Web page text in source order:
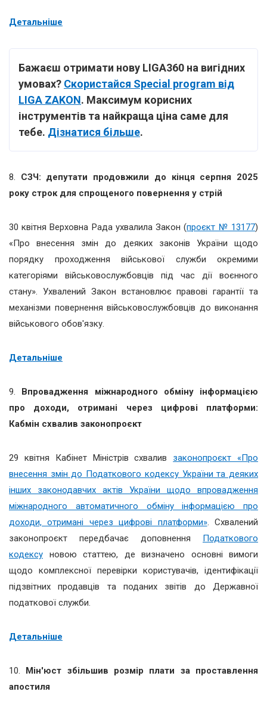
Детальніше
Бажаєш отримати нову LIGA360 на вигідних
умовах? Скористайся Special program від
LIGA ZAKON. Максимум корисних
інструментів та найкраща ціна саме для
тебе. Дізнатися більше.
8.
СЗЧ: депутати продовжили до кінця серпня 2025
року строк для спрощеного повернення у стрій
30 квітня Верховна Рада ухвалила Закон (проєкт № 13177)
«Про внесення змін до деяких законів України щодо
порядку проходження військової служби окремими
категоріями військовослужбовців під час дії воєнного
стану». Ухвалений Закон встановлює правові гарантії та
механізми повернення військовослужбовців до виконання
військового обов'язку.
Детальніше
9. Впровадження міжнародного обміну інформацією
про доходи, отримані через цифрові платформи:
Кабмін схвалив законопроєкт
29 квітня Кабінет Міністрів схвалив законопроєкт «Про
внесення змін до Податкового кодексу України та деяких
інших законодавчих актів України щодо впровадження
міжнародного автоматичного обміну інформацією про
доходи, отримані через цифрові платформи». Схвалений
законопроєкт передбачає доповнення Податкового
кодексу новою статтею, де визначено основні вимоги
щодо комплексної перевірки користувачів, ідентифікації
підзвітних продавців та поданих звітів до Державної
податкової служби.
Детальніше
10.
Мін'юст збільшив розмір плати за проставлення
апостиля